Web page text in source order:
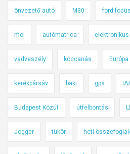
önvezető autó M30 ford focus
mol autómatrica
vadveszély koccanás Európa
kerékpársáv baki gps
Budapest Közút útfelbontás
Jogger tükör heti